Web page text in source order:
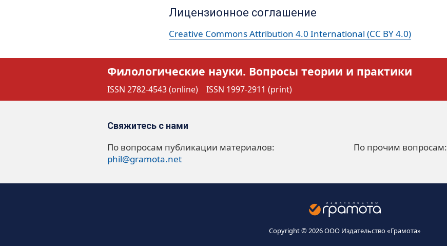
Лицензионное соглашение
Creative Commons Attribution 4.0 International (CC BY 4.0)
Филологические науки. Вопросы теории и практики
ISSN 2782-4543 (online) ISSN 1997-2911 (print)
Свяжитесь с нами
По вопросам публикации материалов:
phil@gramota.net
По прочим вопросам:
Copyright © 2026 ООО Издательство «Грамота»